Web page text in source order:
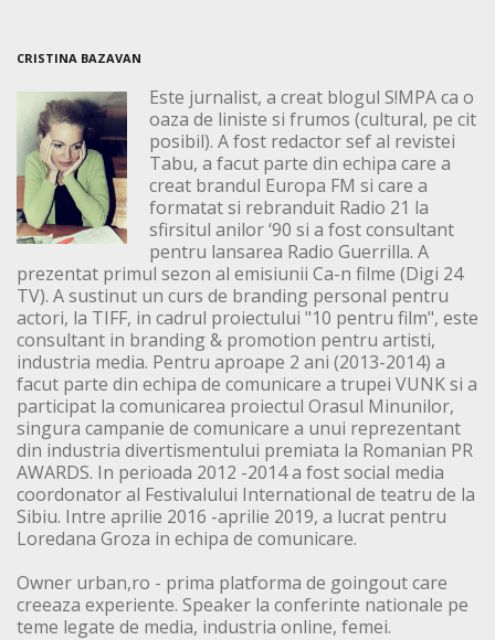
CRISTINA BAZAVAN
Este jurnalist, a creat blogul S!MPA ca o
oaza de liniste si frumos (cultural, pe cit
posibil). A fost redactor sef al revistei
Tabu, a facut parte din echipa care a
creat brandul Europa FM si care a
formatat si rebranduit Radio 21 la
sfirsitul anilor ‘90 si a fost consultant
pentru lansarea Radio Guerrilla. A
prezentat primul sezon al emisiunii Ca-n filme (Digi 24
TV). A sustinut un curs de branding personal pentru
actori, la TIFF, in cadrul proiectului "10 pentru film", este
consultant in branding & promotion pentru artisti,
industria media. Pentru aproape 2 ani (2013-2014) a
facut parte din echipa de comunicare a trupei VUNK si a
participat la comunicarea proiectul Orasul Minunilor,
singura campanie de comunicare a unui reprezentant
din industria divertismentului premiata la Romanian PR
AWARDS. In perioada 2012 -2014 a fost social media
coordonator al Festivalului International de teatru de la
Sibiu. Intre aprilie 2016 -aprilie 2019, a lucrat pentru
Loredana Groza in echipa de comunicare.
Owner urban,ro - prima platforma de goingout care
creeaza experiente. Speaker la conferinte nationale pe
teme legate de media, industria online, femei.